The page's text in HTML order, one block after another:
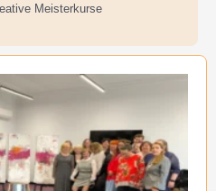
Meisterkurse